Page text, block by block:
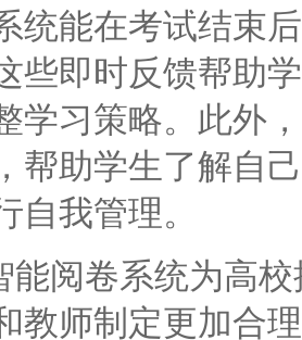
统能在考试结束
些即时反馈帮助
学习策略。此外
帮助学生了解自
自我管理。
阅卷系统为高校
教师制定更加合